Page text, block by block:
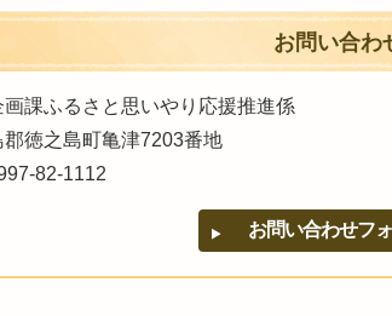
お問い合わ
画課ふるさと思いやり応援推進係
郡徳之島町亀津7203番地
82-1112